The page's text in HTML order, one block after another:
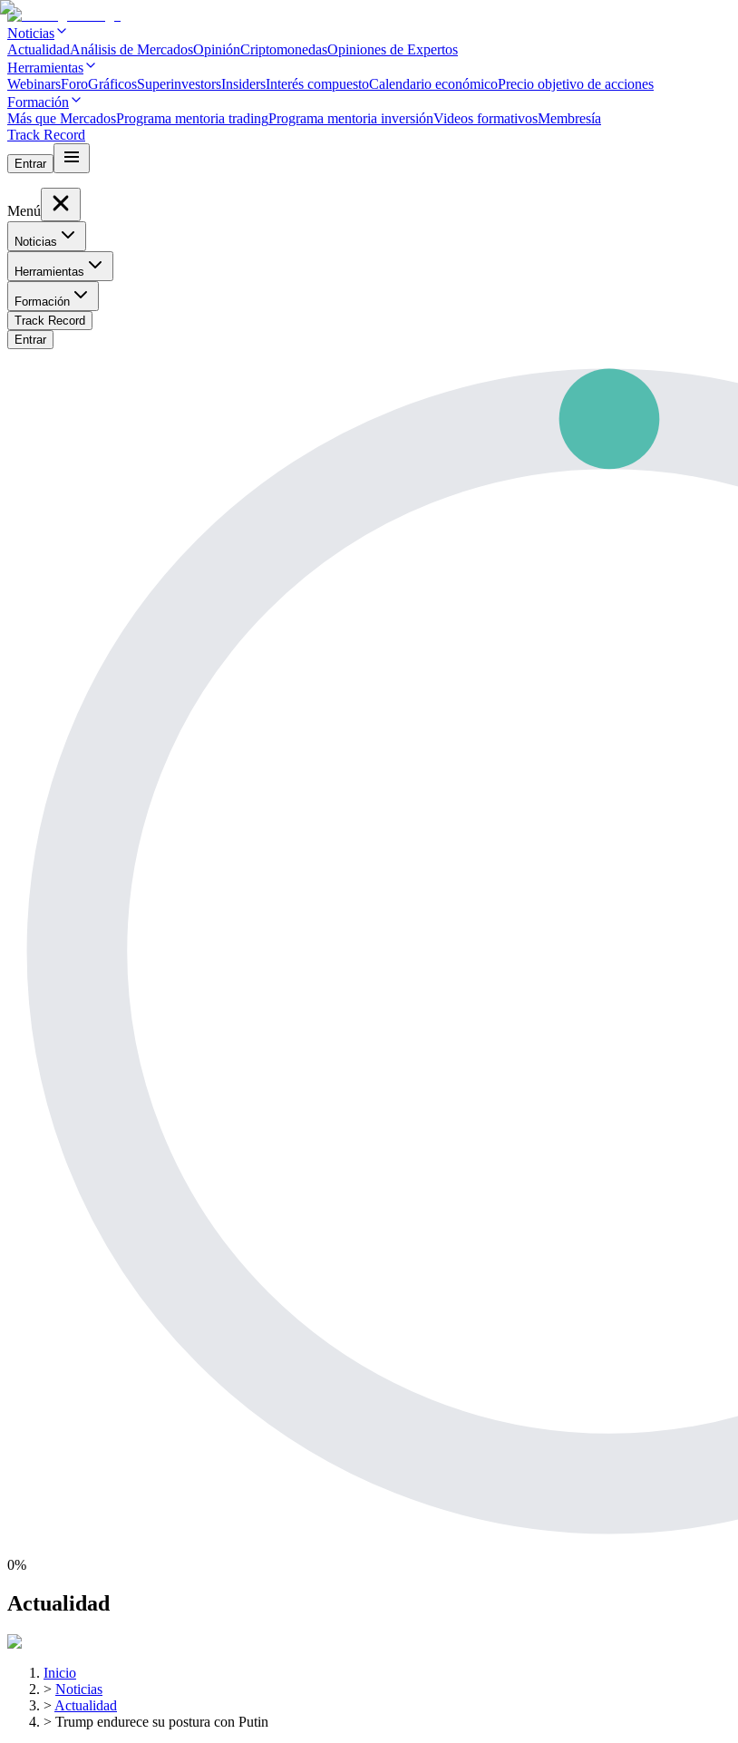
Noticias
ActualidadAnálisis de MercadosOpiniónCriptomonedasOpiniones de Expertos
Herramientas
WebinarsForoGráficosSuperinvestorsInsidersInterés compuestoCalendario económicoPrecio objetivo de acciones
Formación
Más que MercadosPrograma mentoria tradingPrograma mentoria inversiónVideos formativosMembresía
Track Record
Entrar
Menú
Noticias
Herramientas
Formación
Track Record
Entrar
0%
Actualidad
Inicio
> Noticias
> Actualidad
> Trump endurece su postura con Putin